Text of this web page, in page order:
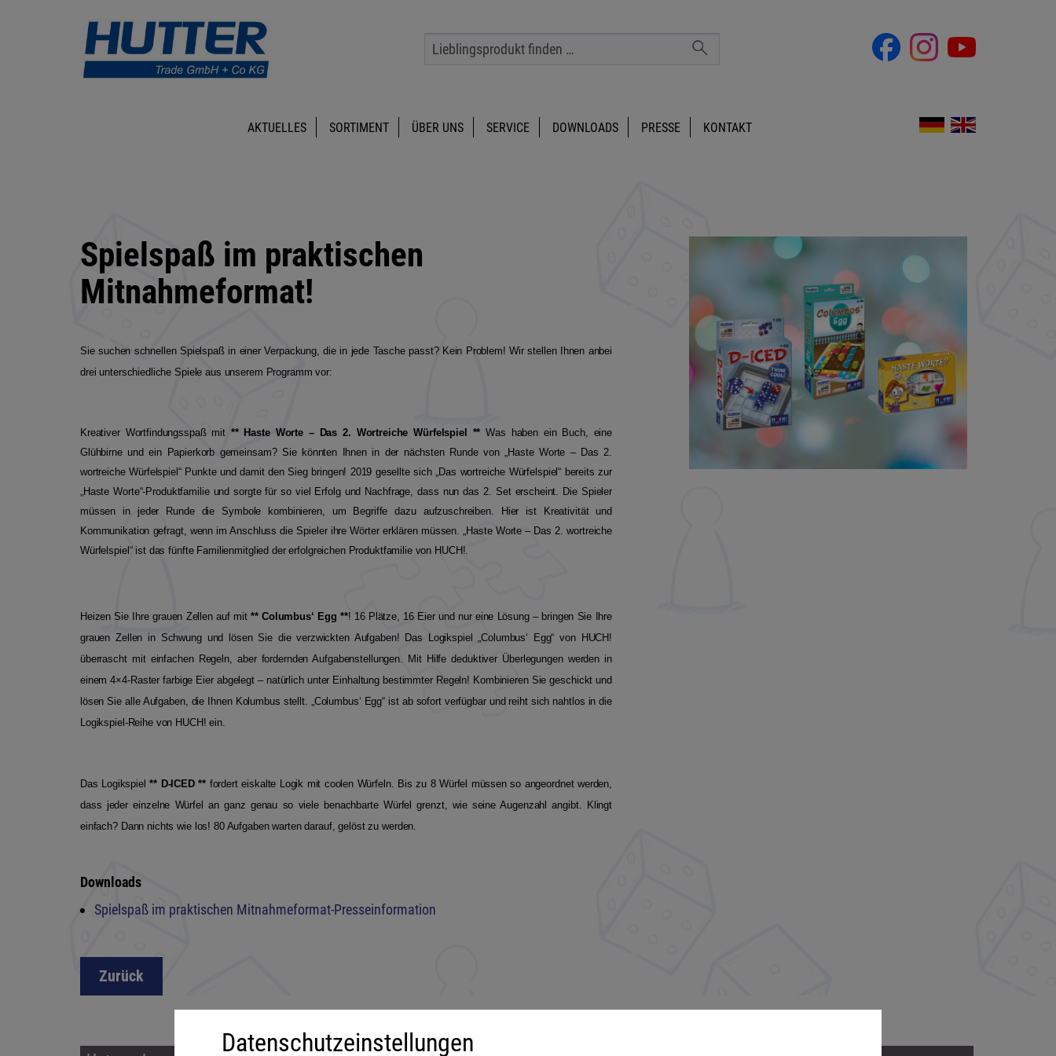
AKTUELLES SORTIMENT ÜBER UNS SERVICE DOWNLOADS PRESSE KONTAKT
Spielspaß im praktischen
Mitnahmeformat!
Sie suchen schnellen Spielspaß in einer Verpackung, die in jede Tasche passt? Kein Problem! Wir stellen Ihnen anbei
drei unterschiedliche Spiele aus unserem Programm vor:
Kreativer Wortfindungsspaß mit ** Haste Worte – Das 2. Wortreiche Würfelspiel ** Was haben ein Buch, eine
Glühbirne und ein Papierkorb gemeinsam? Sie könnten Ihnen in der nächsten Runde von „Haste Worte – Das 2.
wortreiche Würfelspiel“ Punkte und damit den Sieg bringen! 2019 gesellte sich „Das wortreiche Würfelspiel“ bereits zur
„Haste Worte“-Produktfamilie und sorgte für so viel Erfolg und Nachfrage, dass nun das 2. Set erscheint. Die Spieler
müssen in jeder Runde die Symbole kombinieren, um Begriffe dazu aufzuschreiben. Hier ist Kreativität und
Kommunikation gefragt, wenn im Anschluss die Spieler ihre Wörter erklären müssen. „Haste Worte – Das 2. wortreiche
Würfelspiel“ ist das fünfte Familienmitglied der erfolgreichen Produktfamilie von HUCH!.
Heizen Sie Ihre grauen Zellen auf mit** Columbus‘ Egg **! 16 Plätze, 16 Eier und nur eine Lösung – bringen Sie Ihre
grauen Zellen in Schwung und lösen Sie die verzwickten Aufgaben! Das Logikspiel „Columbus‘ Egg“ von HUCH!
überrascht mit einfachen Regeln, aber fordernden Aufgabenstellungen. Mit Hilfe deduktiver Überlegungen werden in
einem 4×4-Raster farbige Eier abgelegt – natürlich unter Einhaltung bestimmter Regeln! Kombinieren Sie geschickt und
lösen Sie alle Aufgaben, die Ihnen Kolumbus stellt. „Columbus‘ Egg“ ist ab sofort verfügbar und reiht sich nahtlos in die
Logikspiel-Reihe von HUCH! ein.
Das Logikspiel ** D-ICED ** fordert eiskalte Logik mit coolen Würfeln. Bis zu 8 Würfel müssen so angeordnet werden,
dass jeder einzelne Würfel an ganz genau so viele benachbarte Würfel grenzt, wie seine Augenzahl angibt. Klingt
einfach? Dann nichts wie los! 80 Aufgaben warten darauf, gelöst zu werden.
Downloads
Spielspaß im praktischen Mitnahmeformat-Presseinformation
Zurück
Datenschutzeinstellungen